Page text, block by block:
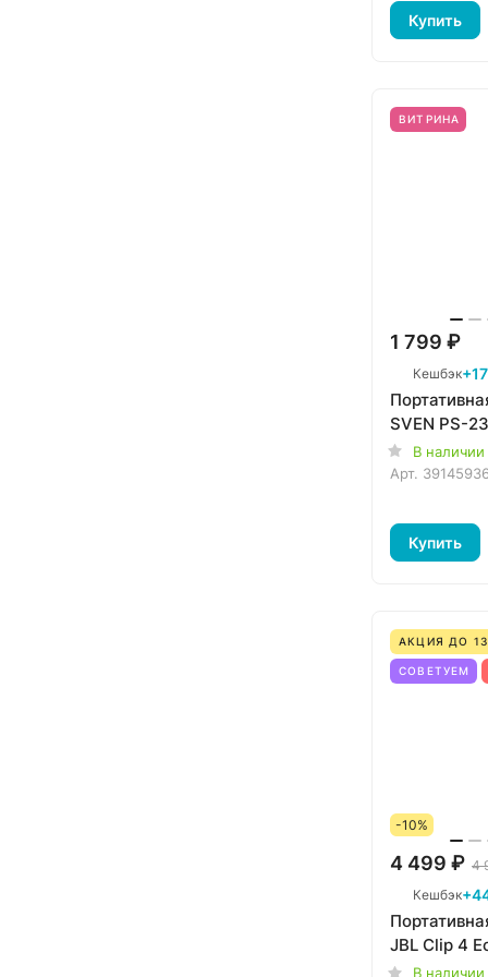
Купить
ВИТРИНА
1 799 ₽
Кешбэк
SVEN PS-
В наличии
Арт. 39145936
Купить
АКЦИЯ ДО
СОВЕТУЕМ
-10%
4 499 ₽ 4
Кешбэк
JBL Clip 4
В наличии